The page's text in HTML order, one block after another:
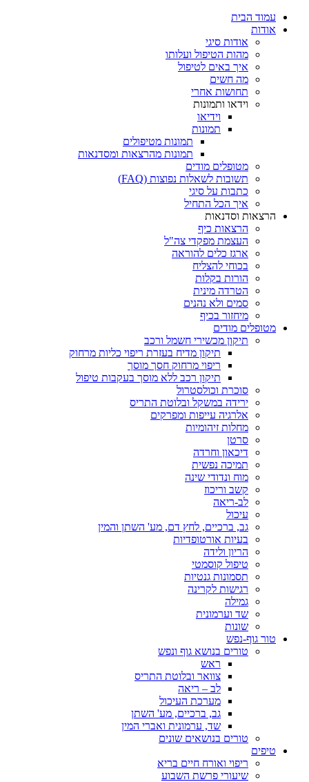
עמוד הבית
אודות
אודות סיגי
מהות הטיפול ועלותו
איך באים לטיפול
מה חשים
תחושות אחרי
וידאו ותמונות
וידיאו
תמונות
תמונות מטיפולים
תמונות מהרצאות ומסדנאות
מטופלים מודים
תשובות לשאלות נפוצות (FAQ)
כתבות על סיגי
איך הכל התחיל
הרצאות וסדנאות
הרצאות כיף
העצמת מפקדי צה"ל
ארגז כלים להוראה
בכוחי להצליח
הורות בקלות
הטרדה מינית
סמים ולא נהנים
מיחזור בכיף
מטופלים מודים
תיקון מכשירי חשמל ורכב
תיקון מדיח בעזרת ריפוי כליות מרחוק
ריפוי מרחוק חסך מוסך
תיקון רכב ללא מוסך בעקבות טיפול
סוכרת וכולסטרול
ירידה במשקל ובלוטת התריס
אלרגיה עייפות ומפרקים
מחלות זיהומיות
סרטן
דיכאון וחרדה
תמיכה נפשית
מוח ונדודי שינה
קשב וריכוז
לב-ריאה
עיכול
גב, ברכיים, לחץ דם, מע' השתן והמין
בעיות אורטופדיות
הריון ולידה
טיפול קוסמטי
תסמונות גנטיות
רגישות לקרינה
גמילה
שד וערמונית
שונות
טור גוף-נפש
טורים בנושא גוף ונפש
ראש
צוואר ובלוטת התריס
לב – ריאה
מערכת העיכול
גב, ברכיים, מע' השתן
שד, ערמונית ואברי המין
טורים בנושאים שונים
טיפים
ריפוי ואורח חיים בריא
שיעורי פרשת השבוע